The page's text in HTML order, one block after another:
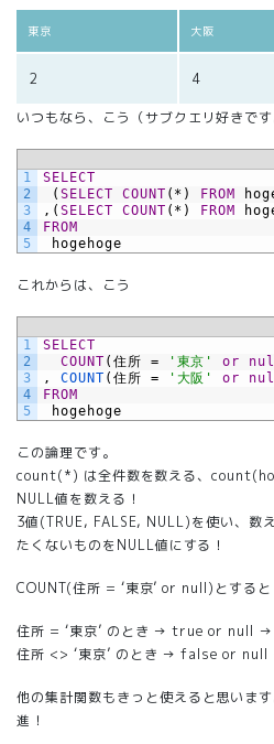
東京 大阪
2 4
いつもなら、こう（サブクエリ好きです
1
2
3
4
5
SELECT
( SELECT COUNT (*) FROM
,( SELECT COUNT (*) FROM
FROM
hogehoge
これからは、こう
1
2
3
4
5
SELECT
COUNT (住所 = '東京' or
,
COUNT (住所 = '大阪' or
FROM
hogehoge
この論理です。
count(*) は全件数を数える、
NULL値を数える！
3値(TRUE, FALSE, NULL)を使い、数
たくないものをNULL値にする！
COUNT(住所 = ‘東京’ or null)とすると
住所 = ‘東京’ のとき → true or null
住所 <> ‘東京’ のとき → false or
他の集計関数もきっと使えると思いま
進！